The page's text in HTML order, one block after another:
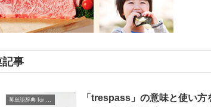
記事
「trespass」の意味と使い方